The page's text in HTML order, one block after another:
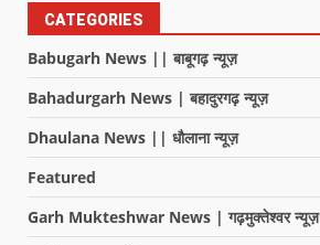
CATEGORIES
Babugarh News || बाबूगढ़ न्यूज़
Bahadurgarh News | बहादुरगढ़ न्यूज़
Dhaulana News || धौलाना न्यूज़
Featured
Garh Mukteshwar News | गढ़मुक्तेश्वर न्यूज़